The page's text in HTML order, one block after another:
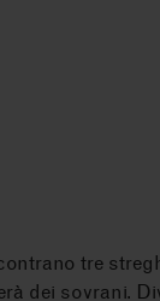
tre
dei sovrani.